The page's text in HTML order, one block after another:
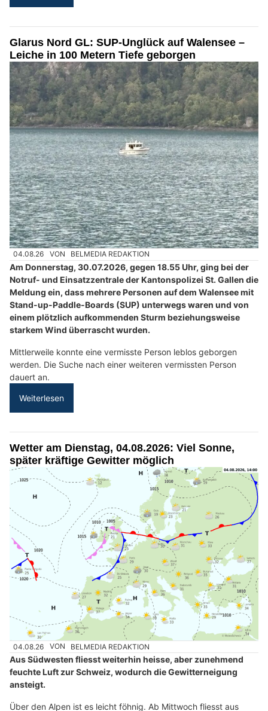
Glarus Nord GL: SUP-Unglück auf Walensee –
Leiche in 100 Metern Tiefe geborgen
04.08.26 VON BELMEDIA REDAKTION
Am Donnerstag, 30.07.2026, gegen 18.55 Uhr, ging bei der
Notruf- und Einsatzzentrale der Kantonspolizei St. Gallen die
Meldung ein, dass mehrere Personen auf dem Walensee mit
Stand-up-Paddle-Boards (SUP) unterwegs waren und von
einem plötzlich aufkommenden Sturm beziehungsweise
starkem Wind überrascht wurden.
Mittlerweile konnte eine vermisste Person leblos geborgen
werden. Die Suche nach einer weiteren vermissten Person
dauert an.
Weiterlesen
Wetter am Dienstag, 04.08.2026: Viel Sonne,
später kräftige Gewitter möglich
04.08.26 VON BELMEDIA REDAKTION
Aus Südwesten fliesst weiterhin heisse, aber zunehmend
feuchte Luft zur Schweiz, wodurch die Gewitterneigung
ansteigt.
Über den Alpen ist es leicht föhnig. Ab Mittwoch fliesst aus